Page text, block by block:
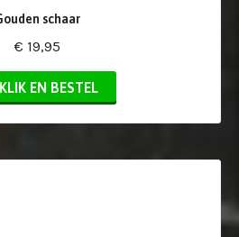
schaar
€ 19,95
KLIK EN BESTEL